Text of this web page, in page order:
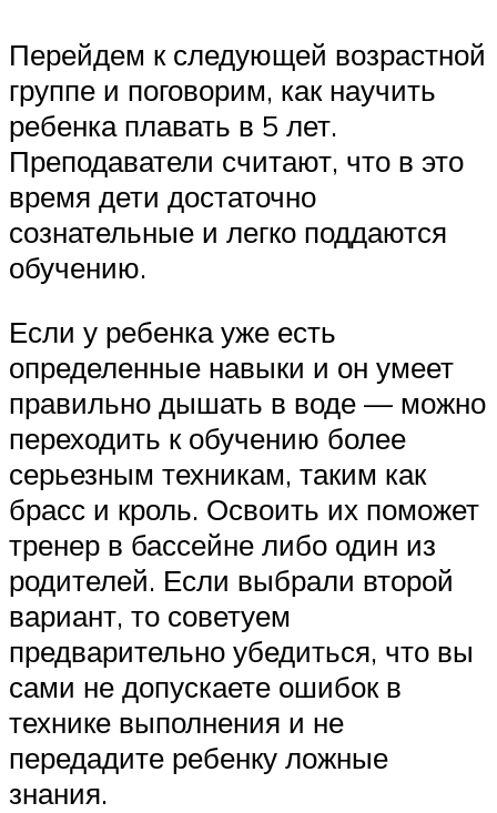
Перейдем к следующей возрастной
группе и поговорим, как научить
ребенка плавать в 5 лет.
Преподаватели считают, что в это
время дети достаточно
сознательные и легко поддаются
обучению.
Если у ребенка уже есть
определенные навыки и он умеет
правильно дышать в воде — можно
переходить к обучению более
серьезным техникам, таким как
брасс и кроль. Освоить их поможет
тренер в бассейне либо один из
родителей. Если выбрали второй
вариант, то советуем
предварительно убедиться, что вы
сами не допускаете ошибок в
технике выполнения и не
передадите ребенку ложные
знания.